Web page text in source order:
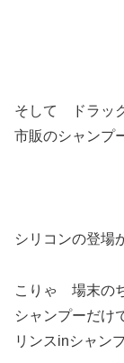
そして ドラッ
市販のシャンプ
シリコンの登場
こりゃ 場末の
シャンプーだけ
リンスinシャン